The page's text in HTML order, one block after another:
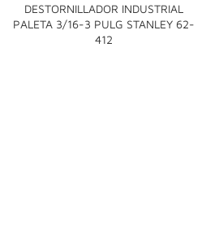
DESTORNILLADOR INDUSTRIAL
PALETA 3/16-3 PULG STANLEY 62-
412
